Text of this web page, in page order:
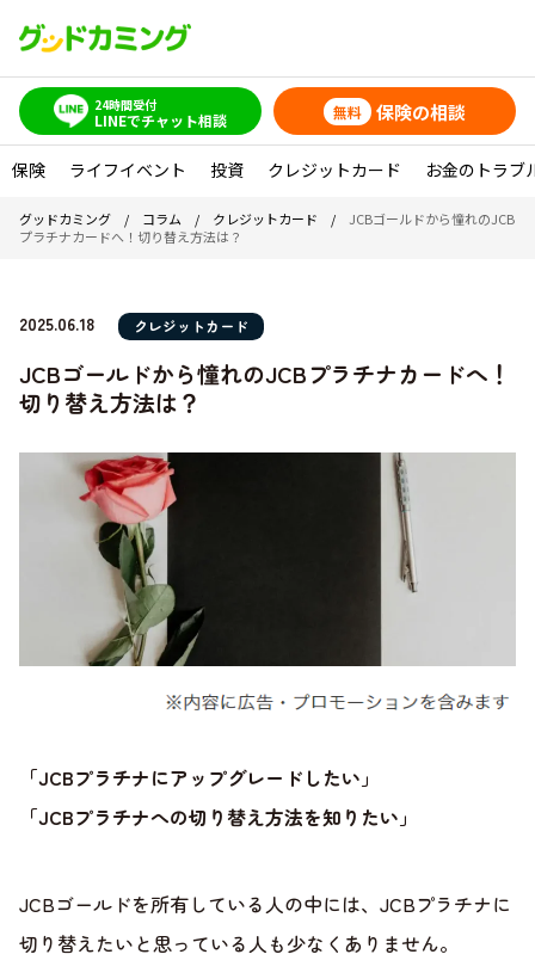
24時間受付
LINEでチャット相談 無料 保険の相談
保険 ライフイベント 投資 クレジットカード お金のトラブ
グッドカミング / コラム / クレジットカード / JCBゴールドから憧れのJCB
プラチナカードへ！切り替え方法は？
2025.06.18 クレジットカード
JCBゴールドから憧れのJCBプラチナカードへ！
切り替え方法は？
「JCBプラチナにアップグレードしたい」
「JCBプラチナへの切り替え方法を知りたい」
JCBゴールドを所有している人の中には、JCBプラチナに
切り替えたいと思っている人も少なくありません。